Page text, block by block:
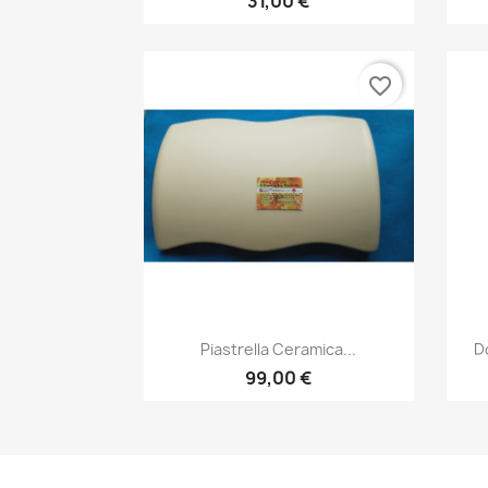
Anteprima
Piastrella Ceramica...
99,00 €
favorite_border